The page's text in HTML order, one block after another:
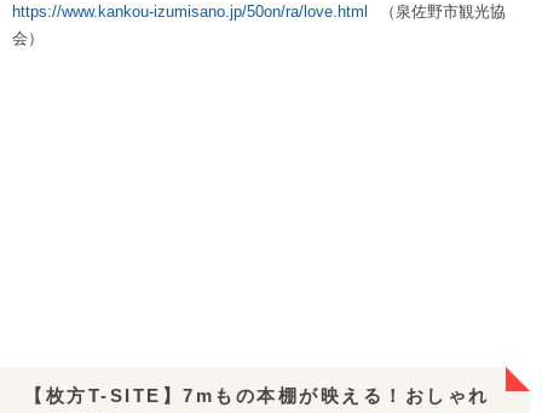
https://www.kankou-izumisano.jp/50on/ra/love.html
（泉佐野市観光協
会）
【枚方T-SITE】7mもの本棚が映える！おしゃれ